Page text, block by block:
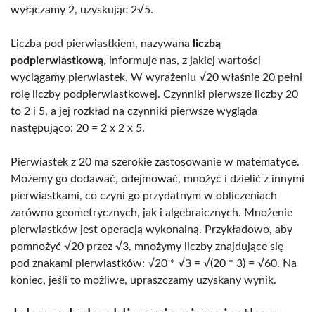
wyłączamy 2, uzyskując 2√5.
Liczba pod pierwiastkiem, nazywana liczbą
podpierwiastkową, informuje nas, z jakiej wartości
wyciągamy pierwiastek. W wyrażeniu √20 właśnie 20 pełni
rolę liczby podpierwiastkowej. Czynniki pierwsze liczby 20
to 2 i 5, a jej rozkład na czynniki pierwsze wygląda
następująco: 20 = 2 x 2 x 5.
Pierwiastek z 20 ma szerokie zastosowanie w matematyce.
Możemy go dodawać, odejmować, mnożyć i dzielić z innymi
pierwiastkami, co czyni go przydatnym w obliczeniach
zarówno geometrycznych, jak i algebraicznych. Mnożenie
pierwiastków jest operacją wykonalną. Przykładowo, aby
pomnożyć √20 przez √3, mnożymy liczby znajdujące się
pod znakami pierwiastków: √20 * √3 = √(20 * 3) = √60. Na
koniec, jeśli to możliwe, upraszczamy uzyskany wynik.